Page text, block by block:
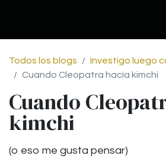
Todos los blogs
Investigo luego
Cuando Cleopatra hacía kimchi
Cuando
kimchi
(o eso me gusta pensar)